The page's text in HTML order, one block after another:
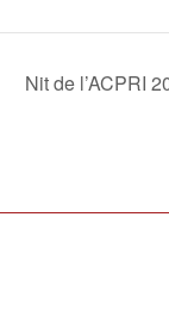
Nit de l’ACPRI